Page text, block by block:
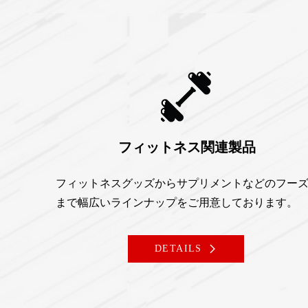
フィットネスグッズからサプリメントなどのフーズ
まで幅広いラインナップをご用意しております。
DETAILS
フィットネス関連製品